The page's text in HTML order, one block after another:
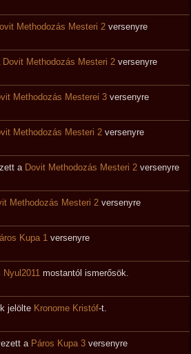
Methodozás Mesteri 2 versenyre
Dovit Methodozás Mesteri 2 versenyre
Methodozás Mesterei 3 versenyre
Methodozás Mesteri 2 versenyre
a Dovit Methodozás Mesteri 2 versenyre
Methodozás Mesteri 2 versenyre
Kupa 1 versenyre
Nyul2011 mostantól ismerősök.
jelölte Kronome Kristóf-t.
a Páros Kupa 3 versenyre